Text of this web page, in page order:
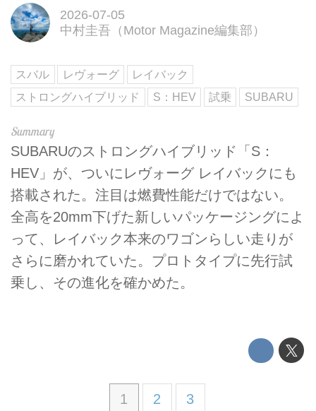
2026-07-05
中村圭吾（Motor Magazine編集部）
スバル レヴォーグ
レイバック
ストロングハイブリッド
S：HEV 試乗 SUBARU
SUBARUのストロングハイブリッド「S：
HEV」が、ついにレヴォーグ レイバックにも
搭載された。注目は燃費性能だけではない。
全高を20mm下げた新しいパッケージングによ
って、レイバック本来のワゴンらしい走りが
さらに磨かれていた。プロトタイプに先行試
乗し、その進化を確かめた。
1 2 3